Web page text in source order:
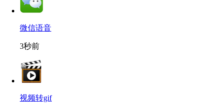
微信语音
3秒前
视频转gif